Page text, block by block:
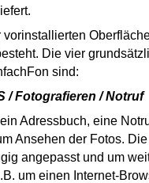
vorinstallierten
Die vier
sind:
/Fotografieren / Notruf
Adressbuch, eine
Ansehen der Fotos.
angepasst und um
um einen Internet-